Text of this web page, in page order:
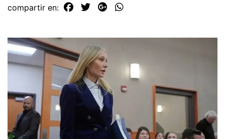
compartir en: